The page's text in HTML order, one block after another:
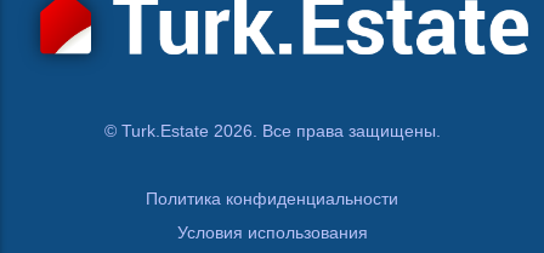
© Turk.Estate 2026. Все права защищены.
Политика конфиденциальности
Условия использования